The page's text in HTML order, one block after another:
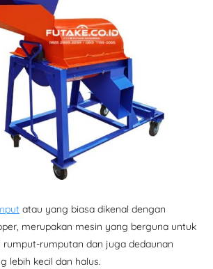
atau yang biasa dikenal dengan
merupakan mesin yang berguna untuk
rumput-rumputan dan juga dedaunan
lebih kecil dan halus.